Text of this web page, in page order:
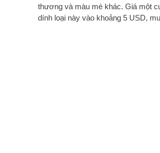
thương và màu mè khác. Giá một
dính loại này vào khoảng 5 USD,